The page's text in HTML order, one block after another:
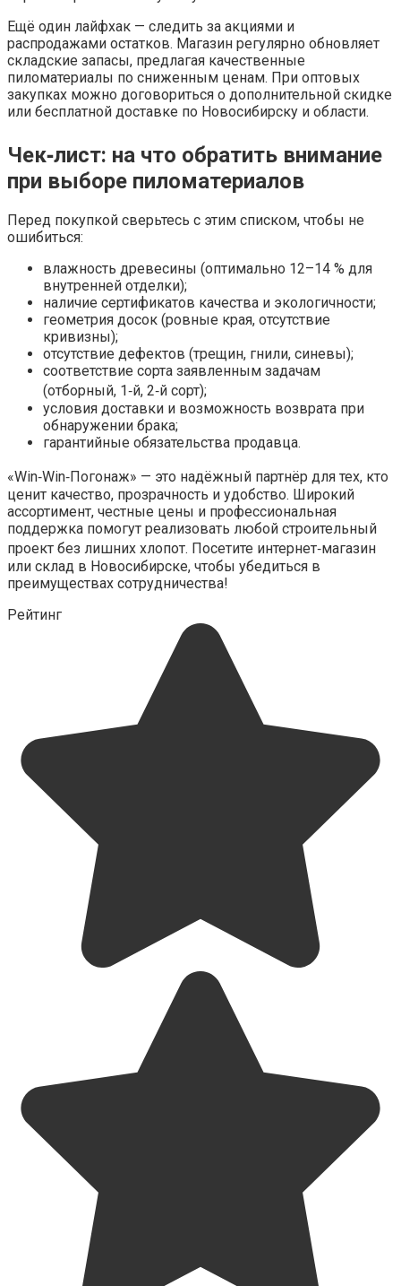
Ещё один лайфхак — следить за акциями и
распродажами остатков. Магазин регулярно обновляет
складские запасы, предлагая качественные
пиломатериалы по сниженным ценам. При оптовых
закупках можно договориться о дополнительной скидке
или бесплатной доставке по Новосибирску и области.
Чек‑лист: на что обратить внимание
при выборе пиломатериалов
Перед покупкой сверьтесь с этим списком, чтобы не
ошибиться:
влажность древесины (оптимально 12–14 % для
внутренней отделки);
наличие сертификатов качества и экологичности;
геометрия досок (ровные края, отсутствие
кривизны);
отсутствие дефектов (трещин, гнили, синевы);
соответствие сорта заявленным задачам
(отборный, 1‑й, 2‑й сорт);
условия доставки и возможность возврата при
обнаружении брака;
гарантийные обязательства продавца.
«Win‑Win‑Погонаж» — это надёжный партнёр для тех, кто
ценит качество, прозрачность и удобство. Широкий
ассортимент, честные цены и профессиональная
поддержка помогут реализовать любой строительный
проект без лишних хлопот. Посетите интернет‑магазин
или склад в Новосибирске, чтобы убедиться в
преимуществах сотрудничества!
Рейтинг